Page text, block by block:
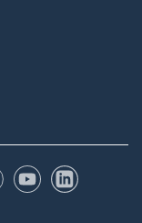
Instagram
YouTubeLinkedIn